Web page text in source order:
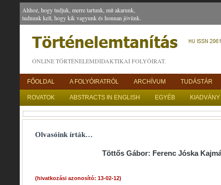
Ahhoz, hogy tudjuk, merre tartunk, mit akarunk,
tudnunk kell, hogy kik vagyunk és honnan jövünk.
ONLINE TÖRTÉNELEMDIDAKTIKAI FOLYÓIRAT.
FŐOLDAL A FOLYÓIRATRÓL ARCHÍVUM TUDÁSTÁR
ROVATOK ABSTRACTS IN ENGLISH EGYÉB
Olvasóink írták…
Töttős Gábor: Ferenc Jóska
(hivatkozási azonosító: 13-02-12)